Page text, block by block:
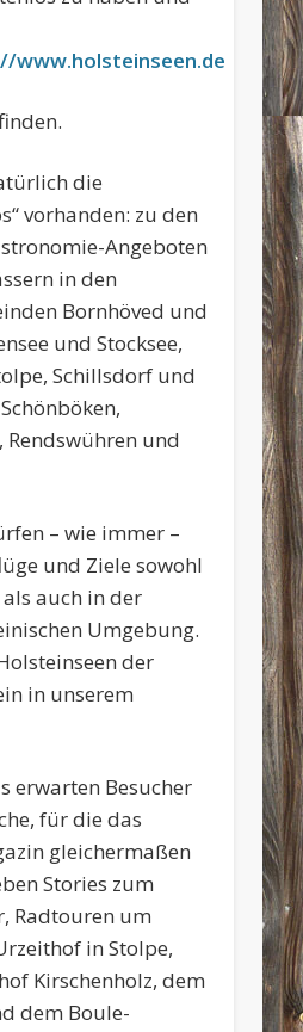
www.holsteinseen.de
die
vorhanden: zu den
Angeboten
in den
Bornhöved und
und Stocksee,
Schillsdorf und
und
– wie immer –
und Ziele sowohl
auch in der
Umgebung.
der
in unserem
erwarten Besucher
für die das
gleichermaßen
Stories zum
Radtouren um
in Stolpe,
Kirschenholz, dem
dem Boule-